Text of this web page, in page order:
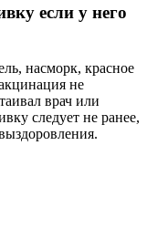
если у него
насморк, красное
не
врач или
следует не ранее,